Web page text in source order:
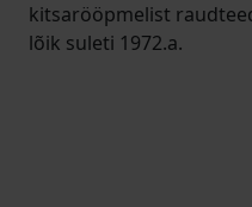
kitsarööpmelist
lõik suleti 1972.a.